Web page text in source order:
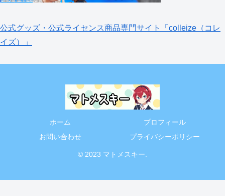
公式グッズ・公式ライセンス商品専門サイト「colleize（コレ
イズ）」
ホーム
プロフィール
お問い合わせ
プライバシーポリシー
© 2023 マトメスキー.